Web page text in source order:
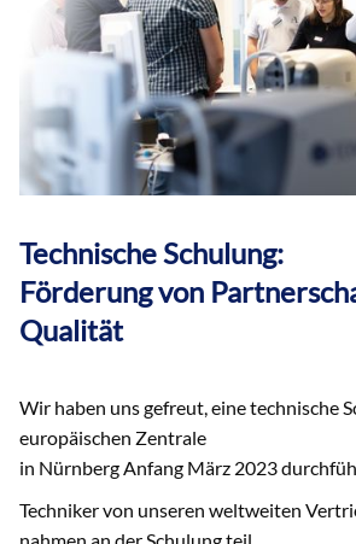
Technische Schulung:
Förderung von
Qualität
Wir haben uns gefreut, eine technische
europäischen Zentrale
in Nürnberg Anfang März 2023
Techniker von unseren weltweiten